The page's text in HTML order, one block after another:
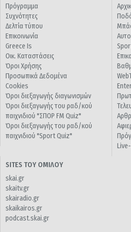
Πρόγραμμα
Συχνότητες
Δελτία τύπου
Επικοινωνία
Greece Is
Οικ. Καταστάσεις
Όροι Χρήσης
Προσωπικά Δεδομένα
Cookies
Όροι διεξαγωγής διαγωνισμών
Όροι διεξαγωγής του ραδ/κού
παιχνιδιού "ΣΠΟΡ FM Quiz"
Όροι διεξαγωγής του ραδ/κού
παιχνιδιού "Sport Quiz"
SITES ΤΟΥ ΟΜΙΛΟΥ
skai.gr
skaitv.gr
skairadio.gr
skaikairos.gr
podcast.skai.gr